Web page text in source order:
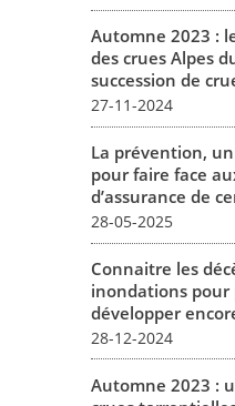
Automne 2023 :
des crues Alpes
succession de
27-11-2024
La prévention,
pour faire face
d’assurance de
28-05-2025
Connaitre les
inondations
développer
28-12-2024
Automne 2023 :